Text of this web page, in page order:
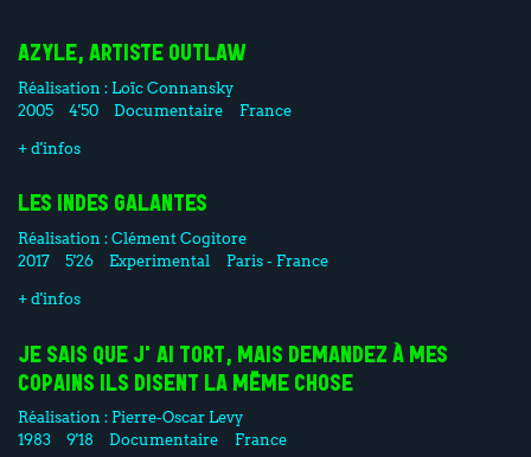
AZYLE, ARTISTE OUTLAW
Réalisation : Loïc Connansky
2005
4'50 Documentaire France
+ d'infos
LES INDES GALANTES
Réalisation :Clément Cogitore
2017
5'26 Experimental Paris - France
+ d'infos
JE SAIS QUE J'AI TORT, MAIS DEMANDEZ À MES
COPAINS ILS DISENT LA MÊME CHOSE
Réalisation : Pierre-Oscar Levy
1983
9'18 Documentaire France